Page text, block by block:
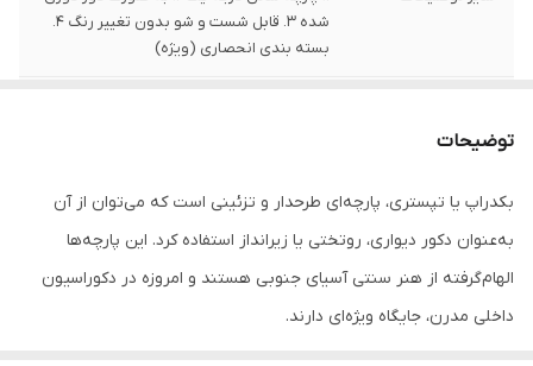
شده 3. قابل شست و شو بدون تغییر رنگ 4.
بسته بندی انحصاری (ویژه)
توضیحات
بکدراپ یا تپستری، پارچه‌ای طرحدار و تزئینی است که می‌توان از آن
به‌عنوان دکور دیواری، روتختی یا زیرانداز استفاده کرد. این پارچه‌ها
الهام‌گرفته از هنر سنتی آسیای جنوبی هستند و امروزه در دکوراسیون
داخلی مدرن، جایگاه ویژه‌ای دارند.